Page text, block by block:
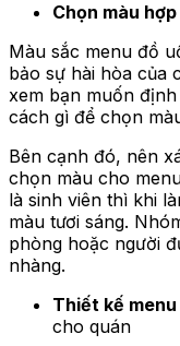
Chọn màu
Màu sắc menu đồ
bảo sự hài hòa của
xem bạn muốn
cách gì để chọn
Bên cạnh đó, nên
chọn màu cho
là sinh viên thì khi
màu tươi sáng.
phòng hoặc người
nhàng.
Thiết kế
cho quán